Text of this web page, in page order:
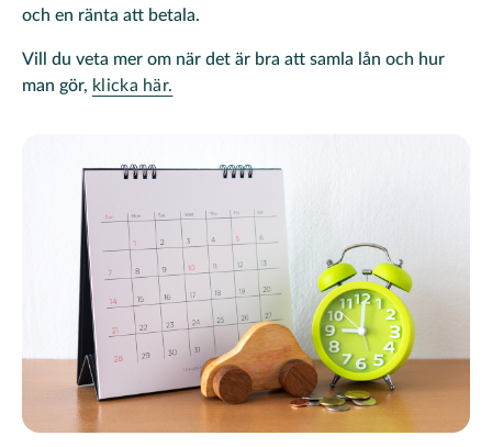
och en ränta att betala.
Vill du veta mer om när det är bra att samla lån och hur
man gör, klicka här.